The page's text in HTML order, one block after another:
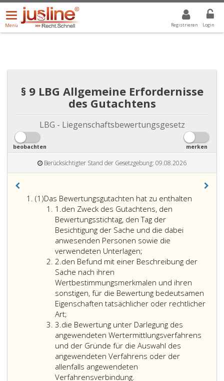
Registrieren Login
Menü
öffnen/schließen
Menü
ALLE DROPDOWN: GEWÄHLTER WERT IST ALLE
§ 9 LBG Allgemeine Erfordernisse
des Gutachtens
LBG - Liegenschaftsbewertungsgesetz
beobachten merken
Berücksichtigter Stand der Gesetzgebung: 09.08.2026
(1)Absatz
eins
Das Bewertungsgutachten hat zu enthalten
1.Ziffer
eins
den Zweck des Gutachtens, den
Bewertungsstichtag, den Tag der
Besichtigung der Sache und die dabei
anwesenden Personen sowie die
verwendeten Unterlagen;
2.Ziffer
2
den Befund mit einer Beschreibung der
Sache nach ihren
Wertbestimmungsmerkmalen und ihren
sonstigen, für die Bewertung bedeutsamen
Eigenschaften tatsächlicher oder rechtlicher
Art;
3.Ziffer
3
die Bewertung unter Darlegung des
angewendeten Wertermittlungsverfahrens
und der Gründe für die Auswahl des
angewendeten Verfahrens oder der
allenfalls angewendeten
Verfahrensverbindung.